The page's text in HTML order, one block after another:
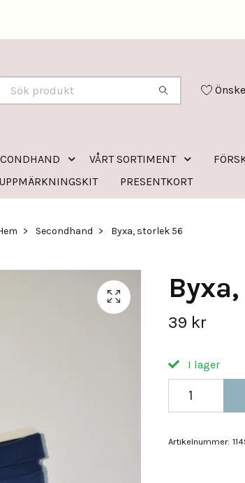
VÅRT SORTIMENT
UPPMÄRKNINGSKIT
PRESENTKORT
Secondhand Byxa, storlek 56
39 kr
I lager
Artikelnummer: